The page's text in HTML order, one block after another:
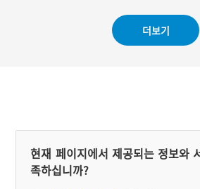
서 지
변조
은 공
더보기
현재 페이지에서 제공되는 정보와
족하십니까?